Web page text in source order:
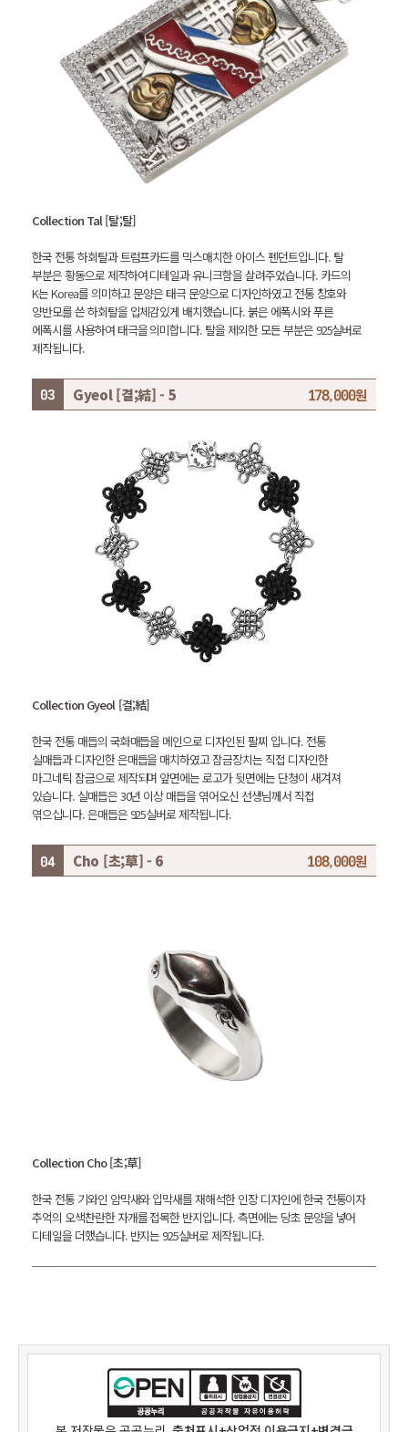
Collection Tal [탈;탈]
한국 전통 하회탈과 트럼프카드를 믹스매치한 아이스 펜던트입니다.탈
부분은 황동으로 제작하여 디테일과 유니크함을 살려주었습니다. 카드의
K는 Korea를 의미하고 문양은 태극 문양으로 디자인하였고 전통 창호와
양반모를 쓴 하회탈을 입체감있게 배치했습니다.붉은 에폭시와 푸른
에폭시를 사용하여 태극을 의미합니다. 탈을 제외한 모든 부분은 925실버로
제작됩니다.
Gyeol [결;結] - 5 178,000원
Collection Gyeol [결;結]
한국 전통 매듭의 국화매듭을 메인으로 디자인된 팔찌 입니다. 전통
실매듭과 디자인한 은매듭을 매치하였고 잠금장치는 직접 디자인한
마그네틱 잠금으로 제작되며 앞면에는 로고가 뒷면에는 단청이 새겨져
있습니다.실매듭은 30년 이상 매듭을 엮어오신 선생님께서 직접
엮으십니다.은매듭은 925실버로 제작됩니다.
Cho [초;草] - 6 108,000원
Collection Cho [초;草]
한국 전통 기와인 암막새와 입막새를 재해석한 인장 디자인에 한국 전통이자
추억의 오색찬란한 자개를 접목한 반지입니다. 측면에는 당초 문양을 넣어
디테일을 더했습니다. 반지는 925실버로 제작됩니다.